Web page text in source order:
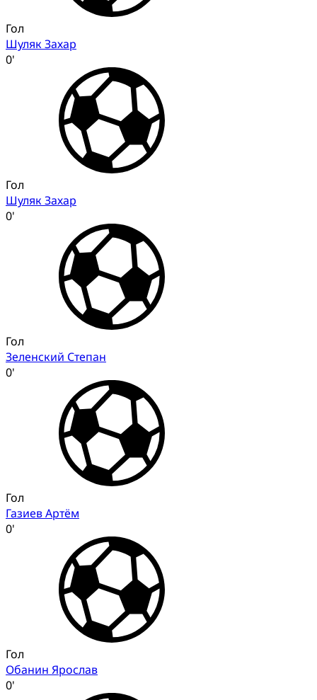
Гол
Шуляк Захар
0'
Гол
Шуляк Захар
0'
Гол
Зеленский Степан
0'
Гол
Газиев Артём
0'
Гол
Обанин Ярослав
0'